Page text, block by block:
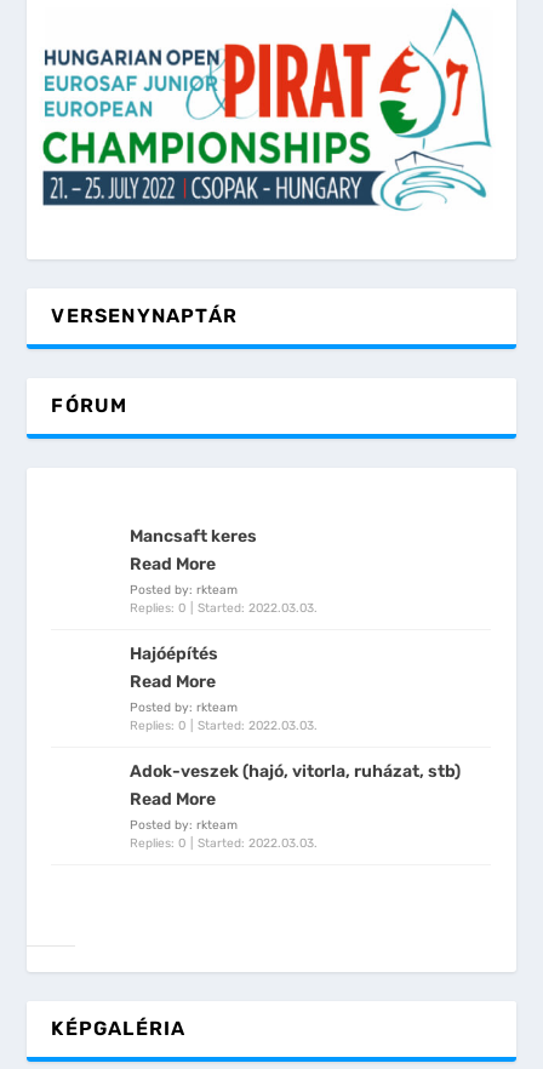
VERSENYNAPTÁR
FÓRUM
Mancsaft keres
Read More
Posted by: rkteam
Replies: 0
Started:2022.03.03.
Hajóépítés
Read More
Posted by: rkteam
Replies: 0
Started:2022.03.03.
Adok-veszek (hajó, vitorla, ruházat, stb)
Read More
Posted by: rkteam
Replies: 0
Started:2022.03.03.
KÉPGALÉRIA